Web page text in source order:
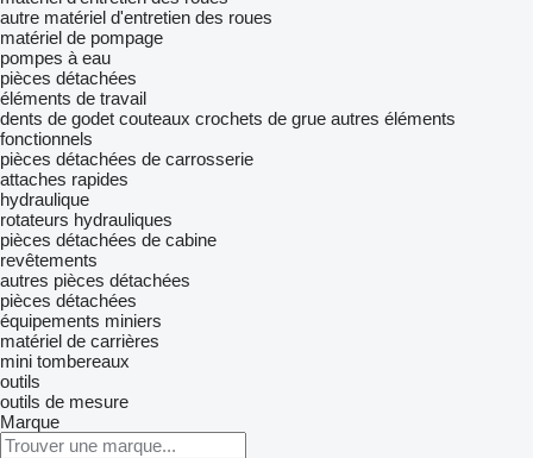
autre matériel d'entretien des roues
matériel de pompage
pompes à eau
pièces détachées
éléments de travail
dents de godet couteaux crochets de grue autres éléments
fonctionnels
pièces détachées de carrosserie
attaches rapides
hydraulique
rotateurs hydrauliques
pièces détachées de cabine
revêtements
autres pièces détachées
pièces détachées
équipements miniers
matériel de carrières
mini tombereaux
outils
outils de mesure
Marque